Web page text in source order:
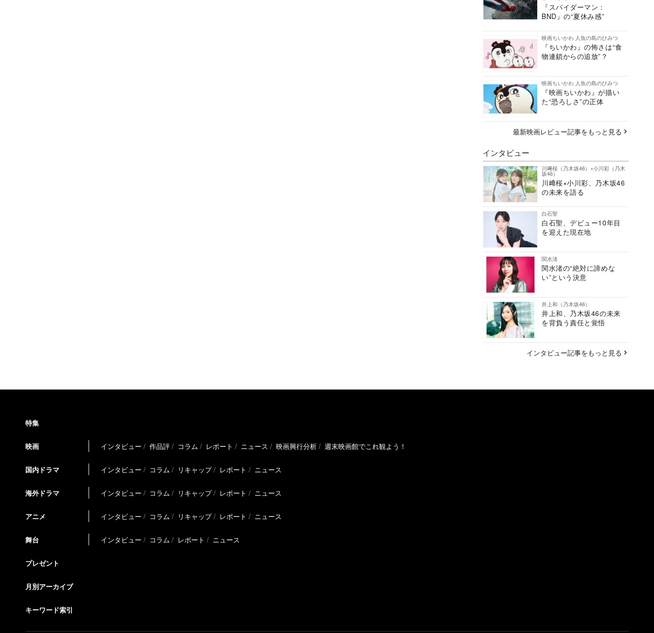
『スパイダーマン：
BND』の“夏休み感”
映画ちいかわ 人魚の島のひみつ
『ちいかわ』の怖さは“食
物連鎖からの追放”？
映画ちいかわ 人魚の島のひみつ
『映画ちいかわ』が描い
た“恐ろしさ”の正体
最新映画レビュー記事をもっと見る
インタビュー
川﨑桜（乃木坂46）×小川彩（乃木
坂46）
川﨑桜×小川彩、乃木坂46
の未来を語る
白石聖
白石聖、デビュー10年目
を迎えた現在地
関水渚
関水渚の“絶対に諦めな
い”という決意
井上和（乃木坂46）
井上和、乃木坂46の未来
を背負う責任と覚悟
インタビュー記事をもっと見る
特集
映画 インタビュー 作品評 コラム レポート ニュース 映画興行分析 週末映画館でこれ観よう！
国内ドラマ インタビュー コラム リキャップ レポート ニュース
海外ドラマ インタビュー コラム リキャップ レポート ニュース
アニメ インタビュー コラム リキャップ レポート ニュース
舞台 インタビュー コラム レポート ニュース
プレゼント
月別アーカイブ
キーワード索引